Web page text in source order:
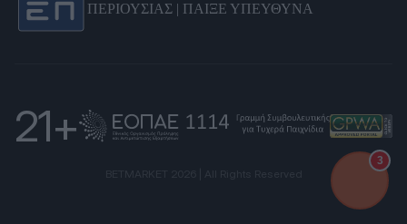
ΠΕΡΙΟΥΣΙΑΣ | ΠΑΙΞΕ ΥΠΕΥΘΥΝΑ
21+
3